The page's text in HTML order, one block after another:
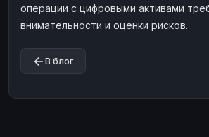
операции с цифровыми активами
внимательности и оценки рисков.
В блог